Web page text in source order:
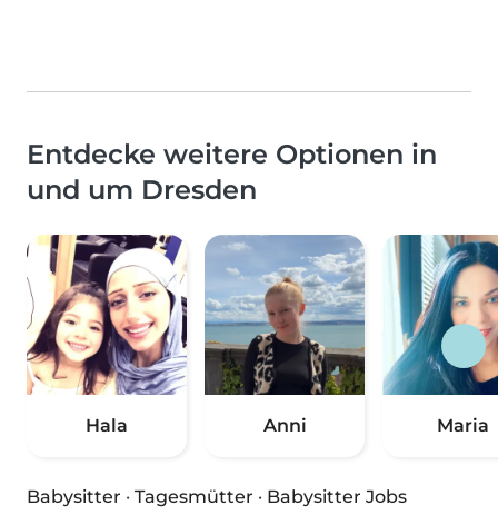
Entdecke weitere Optionen in
und um Dresden
Hala Anni Maria
Babysitter · Tagesmütter · Babysitter Jobs